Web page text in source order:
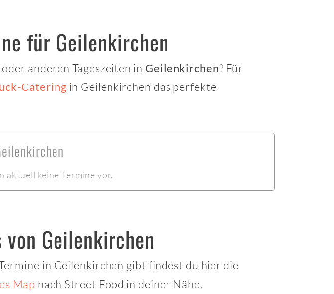
für Geilenkirchen
anderen Tageszeiten in Geilenkirchen? Für
Catering in Geilenkirchen das perfekte
aktuell keine Termine vor.
Geilenkirchen
in Geilenkirchen gibt findest du hier die
Map nach Street Food in deiner Nähe.